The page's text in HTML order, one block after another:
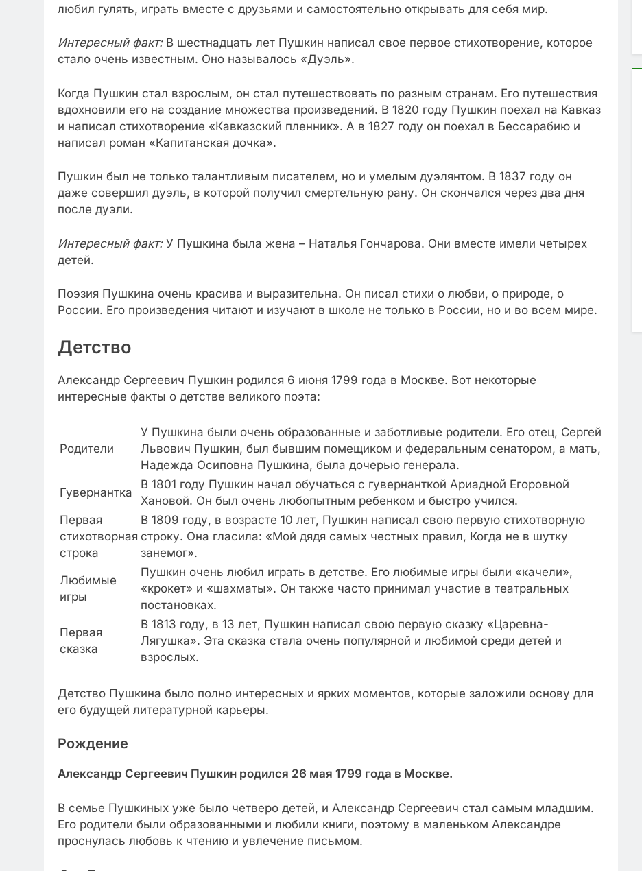
любил гулять, играть вместе с друзьями и самостоятельно открывать для себя мир.
Интересный факт:В шестнадцать лет Пушкин написал свое первое стихотворение, которое
стало очень известным. Оно называлось «Дуэль».
Когда Пушкин стал взрослым, он стал путешествовать по разным странам. Его путешествия
вдохновили его на создание множества произведений. В 1820 году Пушкин поехал на Кавказ
и написал стихотворение «Кавказский пленник». А в 1827 году он поехал в Бессарабию и
написал роман «Капитанская дочка».
Пушкин был не только талантливым писателем, но и умелым дуэлянтом. В 1837 году он
даже совершил дуэль, в которой получил смертельную рану. Он скончался через два дня
после дуэли.
Интересный факт:У Пушкина была жена – Наталья Гончарова. Они вместе имели четырех
детей.
Поэзия Пушкина очень красива и выразительна. Он писал стихи о любви, о природе, о
России. Его произведения читают и изучают в школе не только в России, но и во всем мире.
Детство
Александр Сергеевич Пушкин родился 6 июня 1799 года в Москве. Вот некоторые
интересные факты о детстве великого поэта:
Родители
У Пушкина были очень образованные и заботливые родители. Его отец, Сергей
Львович Пушкин, был бывшим помещиком и федеральным сенатором, а мать,
Надежда Осиповна Пушкина, была дочерью генерала.
Гувернантка
В 1801 году Пушкин начал обучаться с гувернанткой Ариадной Егоровной
Хановой. Он был очень любопытным ребенком и быстро учился.
Первая
стихотворная
строка
В 1809 году, в возрасте 10 лет, Пушкин написал свою первую стихотворную
строку. Она гласила: «Мой дядя самых честных правил, Когда не в шутку
занемог».
Любимые
игры
Пушкин очень любил играть в детстве. Его любимые игры были «качели»,
«крокет» и «шахматы». Он также часто принимал участие в театральных
постановках.
Первая
сказка
В 1813 году, в 13 лет, Пушкин написал свою первую сказку «Царевна-
Лягушка». Эта сказка стала очень популярной и любимой среди детей и
взрослых.
Детство Пушкина было полно интересных и ярких моментов, которые заложили основу для
его будущей литературной карьеры.
Рождение
Александр Сергеевич Пушкин родился 26 мая 1799 года в Москве.
В семье Пушкиных уже было четверо детей, и Александр Сергеевич стал самым младшим.
Его родители были образованными и любили книги, поэтому в маленьком Александре
проснулась любовь к чтению и увлечение письмом.